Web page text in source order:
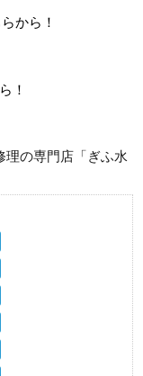
から！
！
理の専門店「ぎふ水